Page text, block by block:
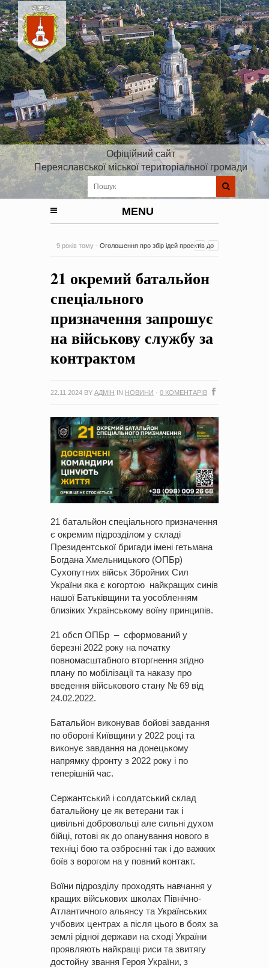
Офіційний сайт
Переяславської міської територіальної громади
MENU
9 років тому - Оголошення про збір ідей проектів до
на період 2018 – 2020 роки Оголошення про збір ідей
-0 Коментарів
21 окремий батальйон
спеціального
призначення запрошує
на військову службу за
контрактом
22.11.2024 BY АДМІН IN НОВИНИ · 0 КОМЕНТАРІВ
21 батальйон спеціального призначення
є окремим підрозділом у складі
Президентської бригади імені гетьмана
Богдана Хмельницького (ОПБр)
Сухопутних військ Збройних Сил
України яка є когортою найкращих синів
нашої Батьківщини та уособленням
близіких Українському воїну принципів.
21 обсп ОПБр – сформований у
березні 2022 року на початку
повномасштабного вторгнення згідно
плану по мобілізації та наказу про
введення військового стану № 69 від
24.02.2022.
Батальйон виконував бойові завдання
по обороні Київщини у 2022 році та
виконує завдання на донецькому
напрямку фронту з 2022 року і по
теперішній час.
Сержантський і солдатський склад
батальйону це як ветерани так і
цивільні добровольці але сильні духом
бійці, готові як до опанування нового в
техніці бою та озброєнні так і до важких
боїв з ворогом на у повний контакт.
Воїни підрозділу проходять навчання у
кращих військових школах Північно-
Атлантичного альянсу та Українських
учбових центрах а після цього в боях за
землі рідної держави на сході України
проявляють найкращі риси та звитягу
достойну звання Героя України, з